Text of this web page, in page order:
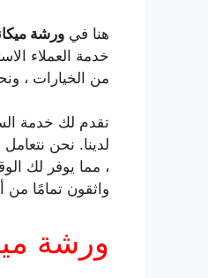
هنا في ورشة
خدمة العملاء
من الخيارات ،
تقدم لك خدمة
لدينا. نحن
، مما يوفر لك
واثقون تمامًا
ورشة